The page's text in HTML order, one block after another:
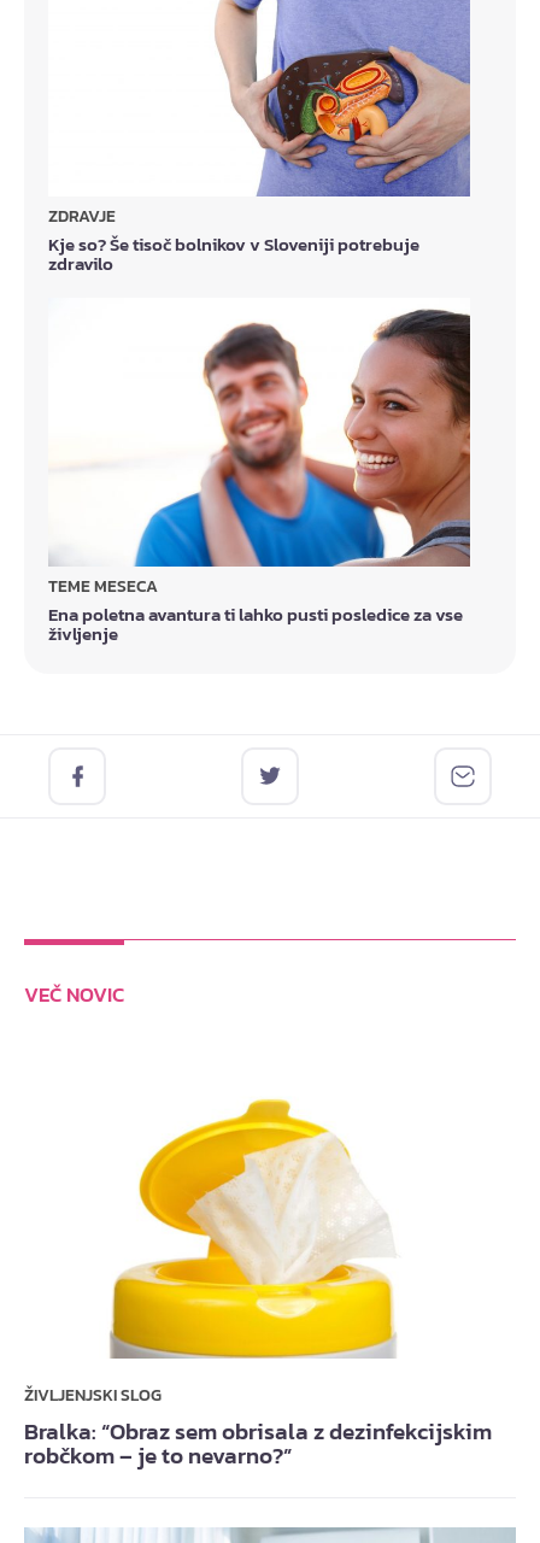
ZDRAVJE
Kje so? Še tisoč bolnikov v Sloveniji potrebuje
zdravilo
TEME MESECA
Ena poletna avantura ti lahko pusti posledice za vse
življenje
VEČ NOVIC
ŽIVLJENJSKI SLOG
Bralka: “Obraz sem obrisala z dezinfekcijskim
robčkom – je to nevarno?”